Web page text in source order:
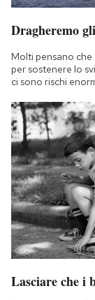
Dragheremo
Molti pensano
per sostenere lo
ci sono rischi
Lasciare che i